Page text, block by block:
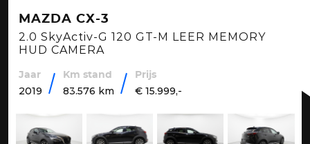
MAZDA CX-3
2.0 SkyActiv-G 120 GT-M LEER MEMORY
HUD CAMERA
Jaar
2019
Km stand
83.576 km
Prijs
€ 15.999,-